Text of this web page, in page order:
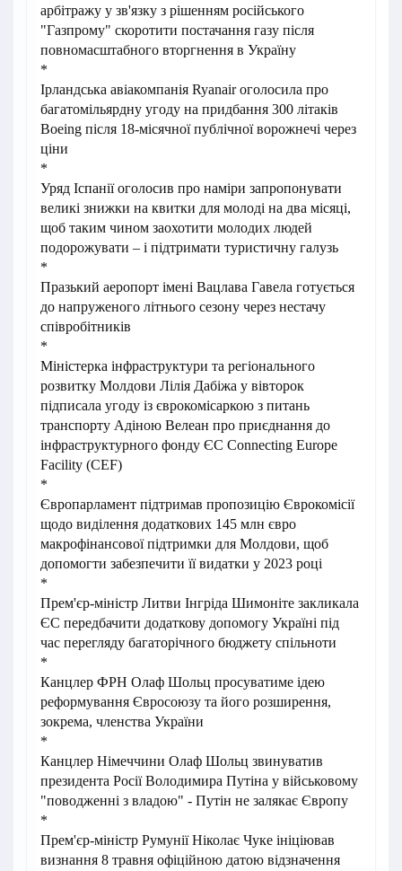
арбітражу у зв'язку з рішенням російського
"Газпрому" скоротити постачання газу після
повномасштабного вторгнення в Україну
*
Ірландська авіакомпанія Ryanair оголосила про
багатомільярдну угоду на придбання 300 літаків
Boeing після 18-місячної публічної ворожнечі через
ціни
*
Уряд Іспанії оголосив про наміри запропонувати
великі знижки на квитки для молоді на два місяці,
щоб таким чином заохотити молодих людей
подорожувати – і підтримати туристичну галузь
*
Празький аеропорт імені Вацлава Гавела готується
до напруженого літнього сезону через нестачу
співробітників
*
Міністерка інфраструктури та регіонального
розвитку Молдови Лілія Дабіжа у вівторок
підписала угоду із єврокомісаркою з питань
транспорту Адіною Велеан про приєднання до
інфраструктурного фонду ЄС Connecting Europe
Facility (CEF)
*
Європарламент підтримав пропозицію Єврокомісії
щодо виділення додаткових 145 млн євро
макрофінансової підтримки для Молдови, щоб
допомогти забезпечити її видатки у 2023 році
*
Прем'єр-міністр Литви Інгріда Шимоніте закликала
ЄС передбачити додаткову допомогу Україні під
час перегляду багаторічного бюджету спільноти
*
Канцлер ФРН Олаф Шольц просуватиме ідею
реформування Євросоюзу та його розширення,
зокрема, членства України
*
Канцлер Німеччини Олаф Шольц звинуватив
президента Росії Володимира Путіна у військовому
"поводженні з владою" - Путін не залякає Європу
*
Прем'єр-міністр Румунії Ніколає Чуке ініціював
визнання 8 травня офіційною датою відзначення